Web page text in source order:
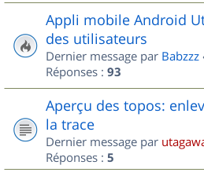
Appli mobile Android
des utilisateurs
Dernier message par Babzzz
Réponses : 93
Aperçu des topos:
la trace
Dernier message par
Réponses : 5